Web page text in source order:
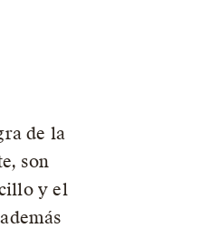
de la
son
y el